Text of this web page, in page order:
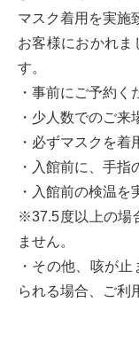
マスク着用を実施
お客様におかれま
す。
・事前にご予約く
・少人数でのご
・必ずマスクを着
・入館前に、手指
・入館前の検温
※37.5度以上の場
ません。
・その他、咳が
られる場合、ご利